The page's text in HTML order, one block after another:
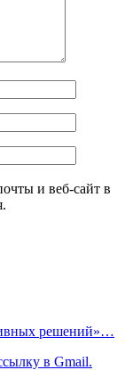
и веб-сайт в
решений»…
в Gmail.